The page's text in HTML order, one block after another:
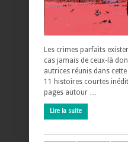
Les crimes parfaits
cas jamais de ceux-là
autrices réunis dans
11 histoires courtes
pages autour …
Lire la suite